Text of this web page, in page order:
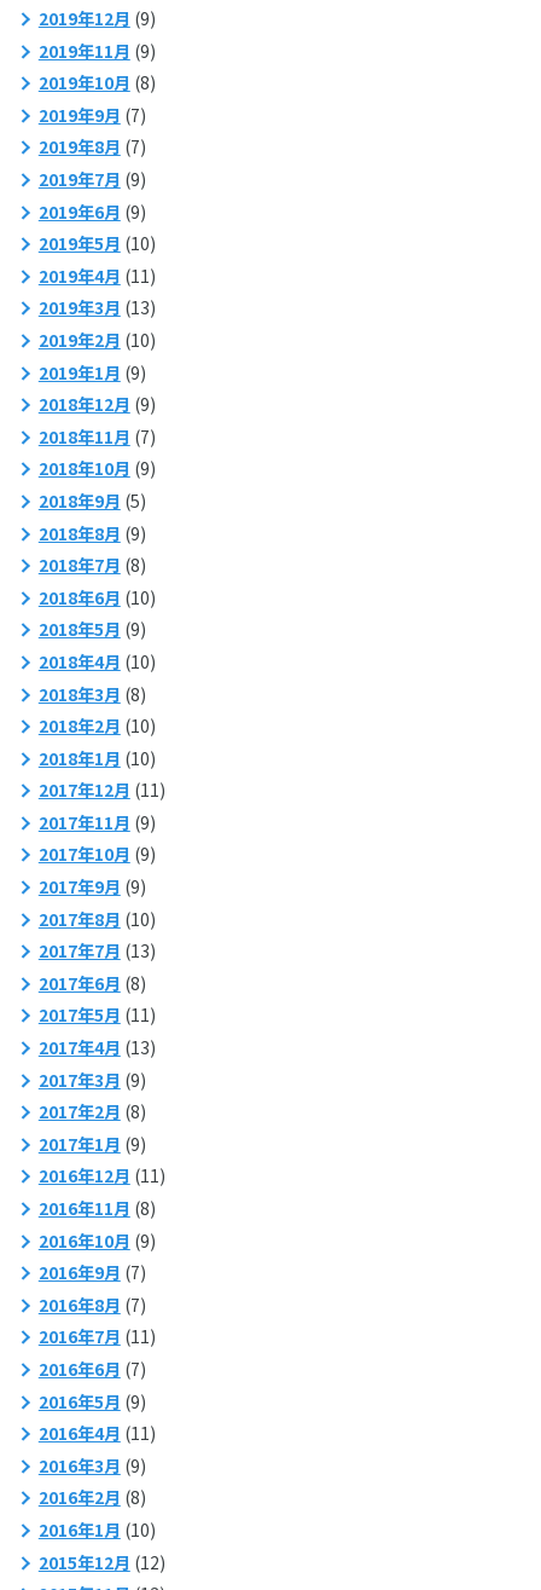
2019年12月 (9)
2019年11月 (9)
2019年10月 (8)
2019年9月 (7)
2019年8月 (7)
2019年7月 (9)
2019年6月 (9)
2019年5月 (10)
2019年4月 (11)
2019年3月 (13)
2019年2月 (10)
2019年1月 (9)
2018年12月 (9)
2018年11月 (7)
2018年10月 (9)
2018年9月 (5)
2018年8月 (9)
2018年7月 (8)
2018年6月 (10)
2018年5月 (9)
2018年4月 (10)
2018年3月 (8)
2018年2月 (10)
2018年1月 (10)
2017年12月 (11)
2017年11月 (9)
2017年10月 (9)
2017年9月 (9)
2017年8月 (10)
2017年7月 (13)
2017年6月 (8)
2017年5月 (11)
2017年4月 (13)
2017年3月 (9)
2017年2月 (8)
2017年1月 (9)
2016年12月 (11)
2016年11月 (8)
2016年10月 (9)
2016年9月 (7)
2016年8月 (7)
2016年7月 (11)
2016年6月 (7)
2016年5月 (9)
2016年4月 (11)
2016年3月 (9)
2016年2月 (8)
2016年1月 (10)
2015年12月 (12)